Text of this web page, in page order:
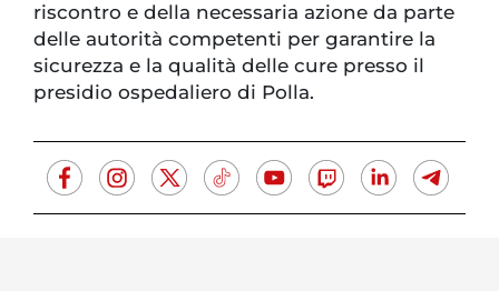
riscontro e della necessaria azione da parte
delle autorità competenti per garantire la
sicurezza e la qualità delle cure presso il
presidio ospedaliero di Polla.